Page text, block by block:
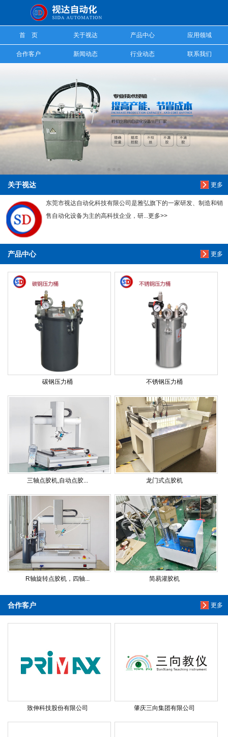
首 页 关于视达 产品中心 应用领域
合作客户 新闻动态 行业动态 联系我们
更多
关于视达
东莞市视达自动化科技有限公司是雅弘旗下的一家研发、制造和销
售自动化设备为主的高科技企业，研...更多>>
更多
产品中心
碳钢压力桶 不锈钢压力桶
三轴点胶机,自动点胶... 龙门式点胶机
R轴旋转点胶机，四轴... 简易灌胶机
更多
合作客户
致伸科技股份有限公司 肇庆三向集团有限公司
信息搜索
搜索